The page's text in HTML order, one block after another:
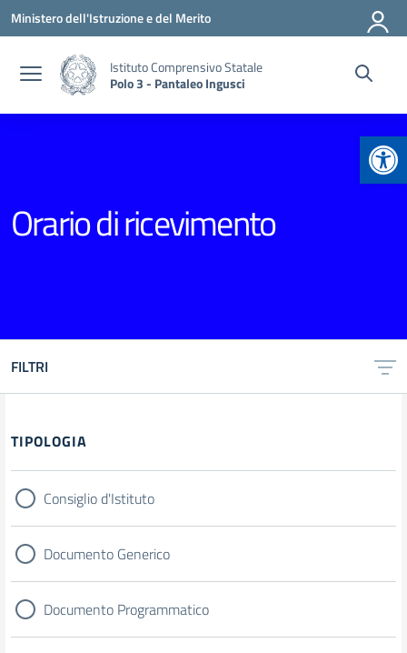
Vai ai contenuti
Vai al menu di navigazione
Vai al footer
Ministero dell'Istruzione e del Merito
Istituto Comprensivo Statale
Polo 3 - Pantaleo Ingusci
Orario di ricevimento
FILTRI
Filtri
TIPOLOGIA
Consiglio d'Istituto
Documento Generico
Documento Programmatico